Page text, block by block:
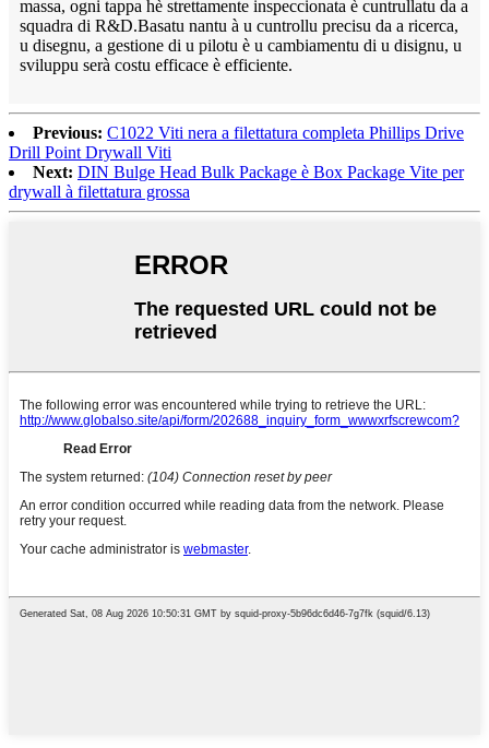
massa, ogni tappa hè strettamente inspeccionata è cuntrullatu da a
squadra di R&D.Basatu nantu à u cuntrollu precisu da a ricerca,
u disegnu, a gestione di u pilotu è u cambiamentu di u disignu, u
sviluppu serà costu efficace è efficiente.
Previous: C1022 Viti nera a filettatura completa Phillips Drive
Drill Point Drywall Viti
Next: DIN Bulge Head Bulk Package è Box Package Vite per
drywall à filettatura grossa